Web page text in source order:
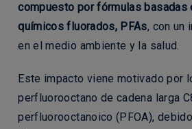
compuesto por fórmulas basadas
químicos fluorados, PFAs, con un
en el medio ambiente y la salud.
Este impacto viene motivado por
perfluorooctano de cadena larga
perfluorooctanoico (PFOA),